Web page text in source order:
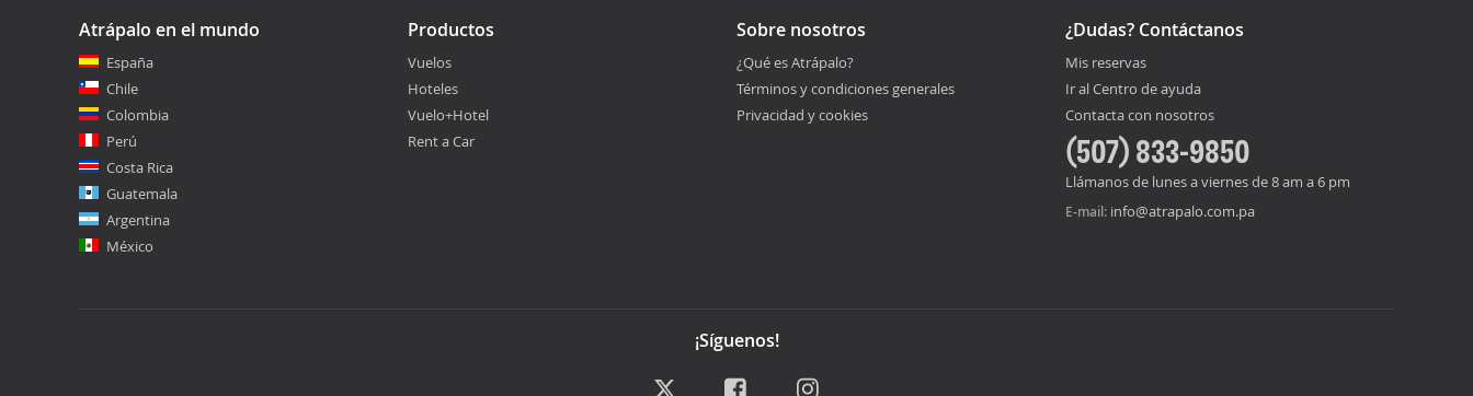
Atrápalo en el mundo
España
Chile
Colombia
Perú
Costa Rica
Guatemala
Argentina
México
Productos
Vuelos
Hoteles
Vuelo+Hotel
Rent a Car
Sobre nosotros
¿Qué es Atrápalo?
Términos y condiciones generales
Privacidad y cookies
¿Dudas? Contáctanos
Mis reservas
Ir al Centro de ayuda
Contacta con nosotros
(507) 833-9850
Llámanos de lunes a viernes de 8 am a 6 pm
E-mail: info@atrapalo.com.pa
¡Síguenos!